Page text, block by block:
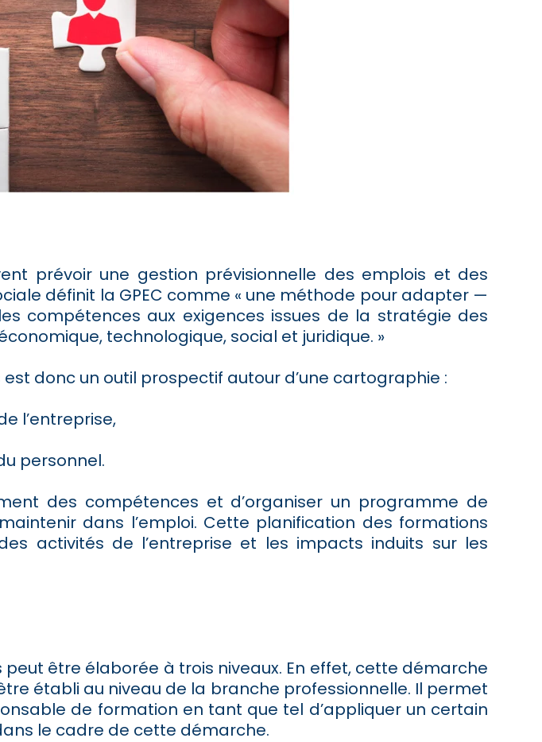
prévoir une gestion prévisionnelle des emplois et des
définit la GPEC comme « une méthode pour adapter —
compétences aux exigences issues de la stratégie des
technologique, social et juridique. »
donc un outil prospectif autour d’une cartographie :
l’entreprise,
personnel.
des compétences et d’organiser un programme de
dans l’emploi. Cette planification des formations
activités de l’entreprise et les impacts induits sur les
être élaborée à trois niveaux. En effet, cette démarche
établi au niveau de la branche professionnelle. Il permet
de formation en tant que tel d’appliquer un certain
le cadre de cette démarche.